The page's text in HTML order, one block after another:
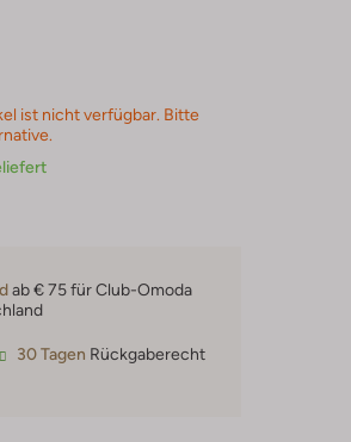
ist nicht verfügbar. Bitte
ab € 75 für Club-Omoda
30 Tagen Rückgaberecht